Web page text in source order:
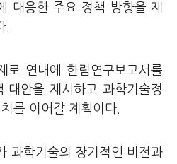
대응한 주요 정책 방향을 제
.
로 연내에 한림연구보고서를
대안을 제시하고 과학기술정
를 이어갈 계획이다.
과학기술의 장기적인 비전과